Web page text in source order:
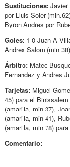
Sustituciones: Javier
por Lluis Soler
Byron Andres por
Goles: 1-0 Juan A
Andres Salom (min
Árbitro: Mateo
Fernandez y Andres
Tarjetas: Miguel
45) para el
(amarilla, min 37),
(amarilla, min 41),
(amarilla, min 78)
Comentario: